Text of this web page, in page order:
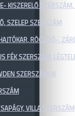
KISZERELŐ
SZELEP SZERSZÁM
RÖGZÍTŐ-,
FÉK SZERSZÁM,
SZERSZÁMOK
VILLA SZERSZÁM